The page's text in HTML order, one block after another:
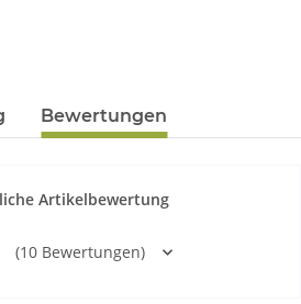
Bewertungen
Artikelbewertung
(10 Bewertungen)